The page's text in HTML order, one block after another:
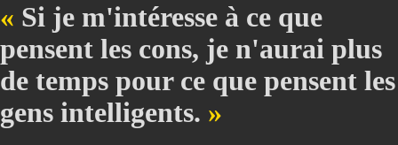
Si je m'intéresse à ce que
pensent les cons, je n'aurai plus
de temps pour ce que pensent les
gens intelligents.